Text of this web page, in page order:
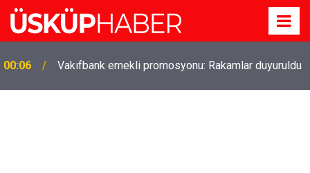
19:21
Gözde oldu! Hem köy hem mahalle hayatı iç içe!
İzmir'deki doğal semt